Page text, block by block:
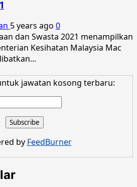
5 years ago 0
dan Swasta 2021 menampilkan
Kesihatan Malaysia Mac
jawatan kosong terbaru:
by FeedBurner